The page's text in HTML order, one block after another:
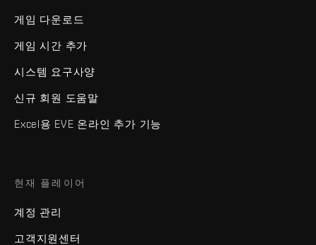
게임 다운로드
게임 시간 추가
시스템 요구사양
신규 회원 도움말
Excel용 EVE 온라인 추가 기능
현재 플레이어
계정 관리
고객지원센터